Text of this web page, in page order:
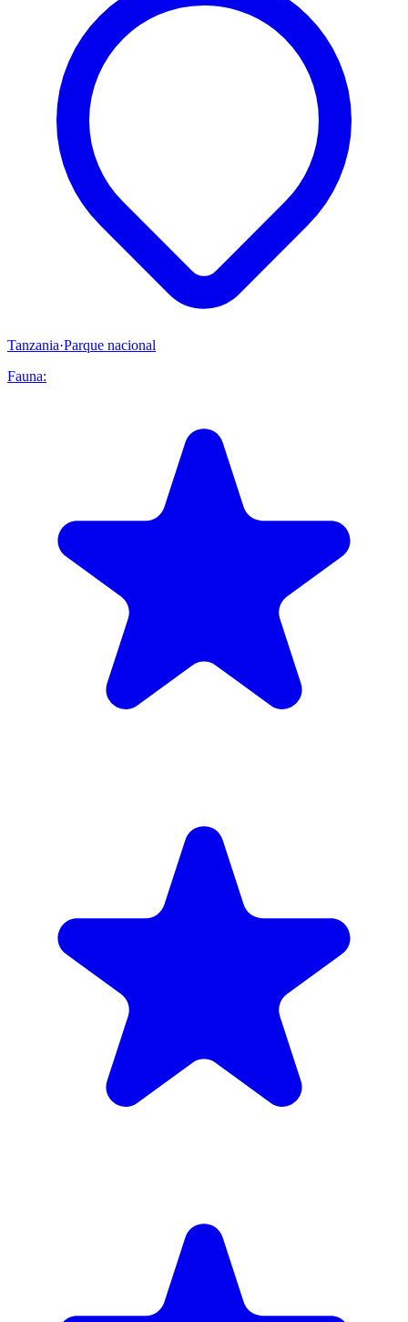
Tanzania·Parque nacional
Fauna: